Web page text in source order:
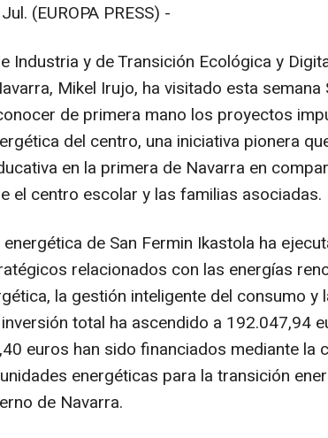
(EUROPA PRESS) -
Industria y de Transición Ecológica y
Mikel Irujo, ha visitado esta semana
de primera mano los proyectos
del centro, una iniciativa pionera
en la primera de Navarra en
el centro escolar y las familias asociadas.
de San Fermin Ikastola ha
relacionados con las energías
la gestión inteligente del consumo y
total ha ascendido a 192.047,94
euros han sido financiados mediante la
energéticas para la transición
de Navarra.